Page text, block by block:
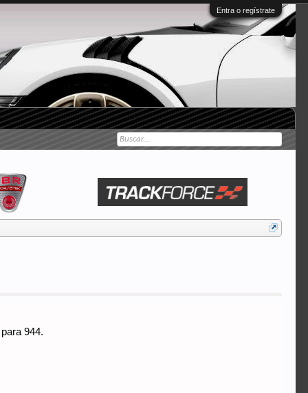
Entra o regístrate
944.